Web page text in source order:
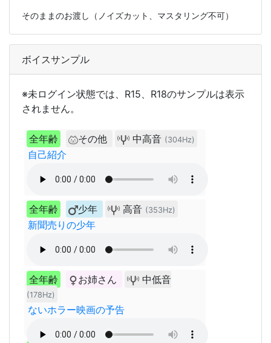
そのままのお渡し（ノイズカット、マスタリング不可）
ボイスサンプル
※未ログイン状態では、R15、R18のサンプルは表示
されません。
全年齢 その他 中高音 (304Hz)
自己紹介
全年齢 少年 高音 (353Hz)
新聞売りの少年
全年齢 お姉さん 中低音
(178Hz)
ないホラー映画の予告